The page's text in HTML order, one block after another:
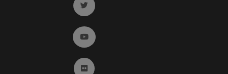
Ir a twitter (abre en ventana nueva)
Ir a YouTube (abre en ventana nueva)
Ir a Flickr (abre en ventana nueva)